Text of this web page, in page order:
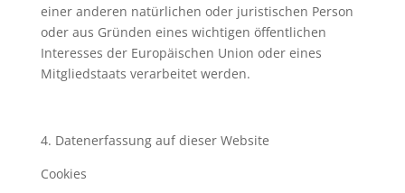
einer anderen natürlichen oder juristischen Person
oder aus Gründen eines wichtigen öffentlichen
Interesses der Europäischen Union oder eines
Mitgliedstaats verarbeitet werden.
4. Datenerfassung auf dieser Website
Cookies